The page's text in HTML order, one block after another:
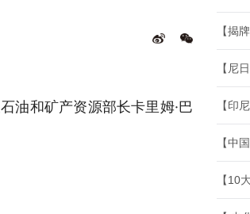
油和矿产资源部长卡里姆·巴
【揭